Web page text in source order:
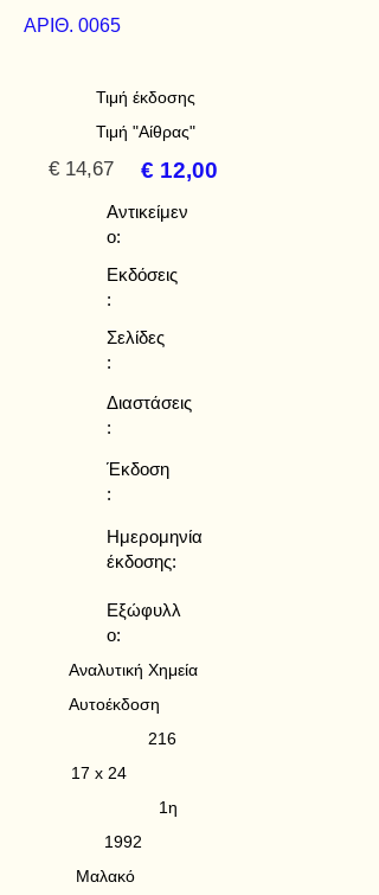
ΑΡΙΘ. 0065
Τιμή έκδοσης
Τιμή "Αίθρας"
€ 14,67 € 12,00
Αντικείμεν
ο:
Εκδόσεις
:
Σελίδες
:
Διαστάσεις
:
Έκδοση
:
Ημερομηνία
έκδοσης:
Εξώφυλλ
ο:
Αναλυτική Χημεία
Αυτοέκδοση
216
17 x 24
1η
1992
Μαλακό